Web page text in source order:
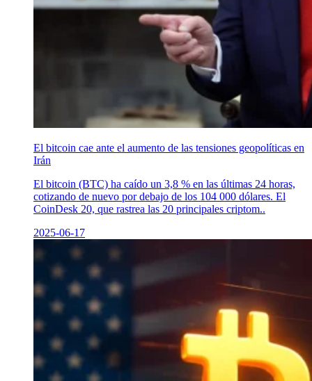
El bitcoin cae ante el aumento de las tensiones geopolíticas en
Irán
El bitcoin (BTC) ha caído un 3,8 % en las últimas 24 horas,
cotizando de nuevo por debajo de los 104 000 dólares. El
CoinDesk 20, que rastrea las 20 principales criptom..
2025-06-17